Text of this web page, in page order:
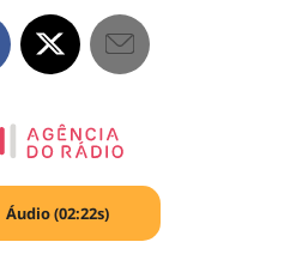
Áudio (02:22s)